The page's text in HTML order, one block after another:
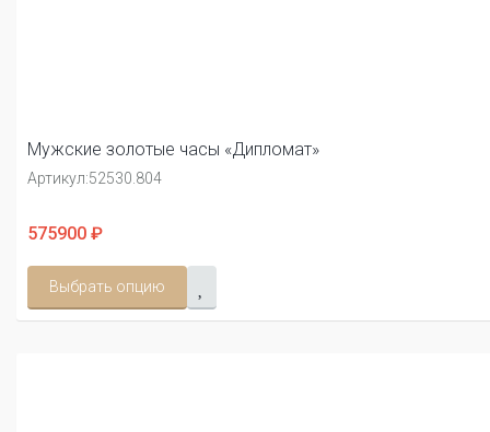
Мужские золотые часы «Дипломат»
Артикул:52530.804
575900 ₽
Выбрать опцию